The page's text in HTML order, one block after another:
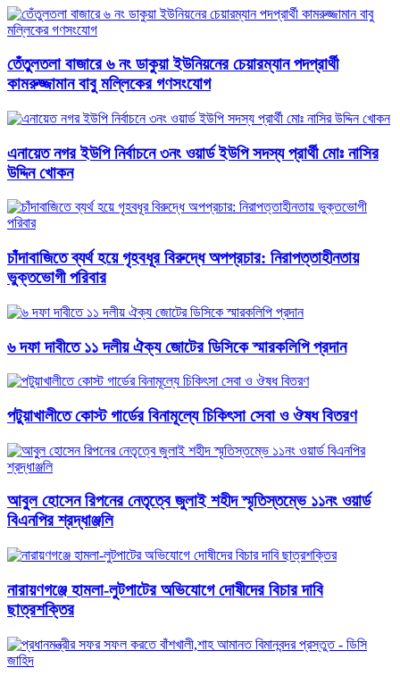
তেঁতুলতলা বাজারে ৬ নং ডাকুয়া ইউনিয়নের চেয়ারম্যান পদপ্রার্থী
কামরুজ্জামান বাবু মল্লিকের গণসংযোগ
এনায়েত নগর ইউপি নির্বাচনে ৩নং ওয়ার্ড ইউপি সদস্য প্রার্থী মোঃ নাসির
উদ্দিন খোকন
চাঁদাবাজিতে ব্যর্থ হয়ে গৃহবধূর বিরুদ্ধে অপপ্রচার: নিরাপত্তাহীনতায়
ভুক্তভোগী পরিবার
৬ দফা দাবীতে ১১ দলীয় ঐক্য জোটের ডিসিকে স্মারকলিপি প্রদান
পটুয়াখালীতে কোস্ট গার্ডের বিনামূল্যে চিকিৎসা সেবা ও ঔষধ বিতরণ
আবু্ল হোসেন রিপনের নেতৃত্বে জুলাই শহীদ স্মৃতিস্তম্ভে ১১নং ওয়ার্ড
বিএনপির শ্রদ্ধাঞ্জলি
নারায়ণগঞ্জে হামলা-লুটপাটের অভিযোগে দোষীদের বিচার দাবি
ছাত্রশক্তির